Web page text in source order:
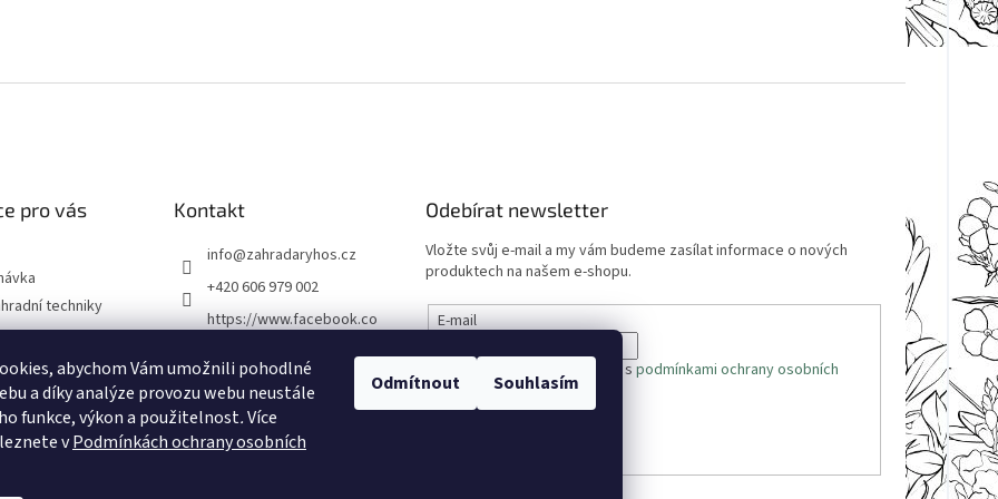
abychom Vám umožnili pohodlné
a díky analýze provozu webu neustále
funkce, výkon a použitelnost.Více
vPodmínkách ochrany osobních
Odmítnout Souhlasím
pro vás
techniky
osobních
Kontakt
info@zahradaryhos.cz
+420 606 979 002
https://www.facebook.co
zahradaryhos.cz
Odebírat newsletter
Vložte svůj e-mail a my vám budeme zasílat informace o nových
produktech na našem e-shopu.
E-mail
Vložením e-mailu souhlasíte spodmínkami ochrany osobních
údajů